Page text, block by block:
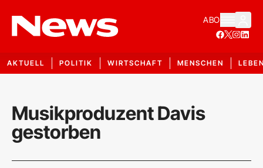
ABO
AKTUELL POLITIK WIRTSCHAFT MENSCHEN
Musikproduzent Davis
gestorben